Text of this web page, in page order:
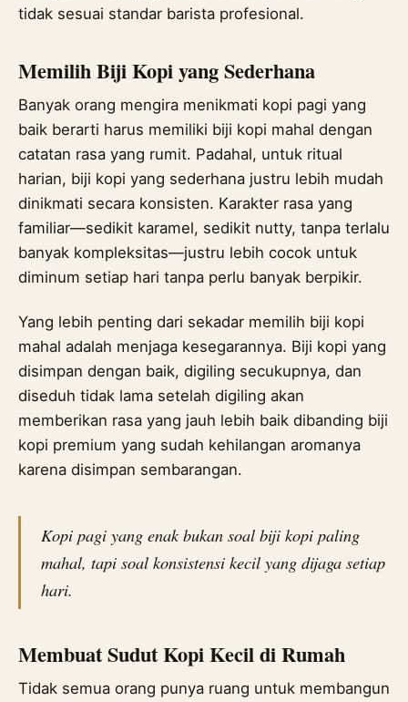
tidak sesuai standar barista profesional.
Memilih Biji Kopi yang Sederhana
Banyak orang mengira menikmati kopi pagi yang
baik berarti harus memiliki biji kopi mahal dengan
catatan rasa yang rumit. Padahal, untuk ritual
harian, biji kopi yang sederhana justru lebih mudah
dinikmati secara konsisten. Karakter rasa yang
familiar—sedikit karamel, sedikit nutty, tanpa terlalu
banyak kompleksitas—justru lebih cocok untuk
diminum setiap hari tanpa perlu banyak berpikir.
Yang lebih penting dari sekadar memilih biji kopi
mahal adalah menjaga kesegarannya. Biji kopi yang
disimpan dengan baik, digiling secukupnya, dan
diseduh tidak lama setelah digiling akan
memberikan rasa yang jauh lebih baik dibanding biji
kopi premium yang sudah kehilangan aromanya
karena disimpan sembarangan.
Kopi pagi yang enak bukan soal biji kopi paling
mahal, tapi soal konsistensi kecil yang dijaga setiap
hari.
Membuat Sudut Kopi Kecil di Rumah
Tidak semua orang punya ruang untuk membangun